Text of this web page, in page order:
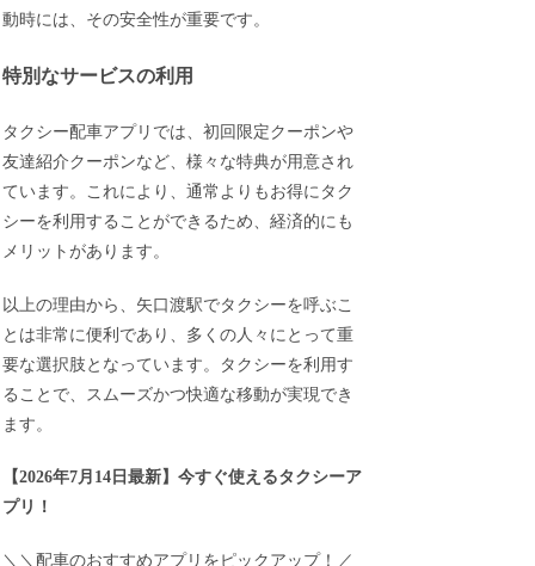
動時には、その安全性が重要です。
特別なサービスの利用
タクシー配車アプリでは、初回限定クーポンや
友達紹介クーポンなど、様々な特典が用意され
ています。これにより、通常よりもお得にタク
シーを利用することができるため、経済的にも
メリットがあります。
以上の理由から、矢口渡駅でタクシーを呼ぶこ
とは非常に便利であり、多くの人々にとって重
要な選択肢となっています。タクシーを利用す
ることで、スムーズかつ快適な移動が実現でき
ます。
【2026年7月14日最新】今すぐ使えるタクシーア
プリ！
＼＼配車のおすすめアプリをピックアップ！／